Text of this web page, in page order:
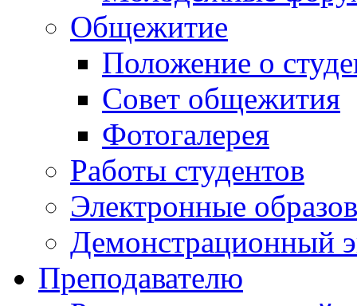
Общежитие
Положение о
Совет общежития
Фотогалерея
Работы студентов
Электронные
Демонстрационный
Преподавателю